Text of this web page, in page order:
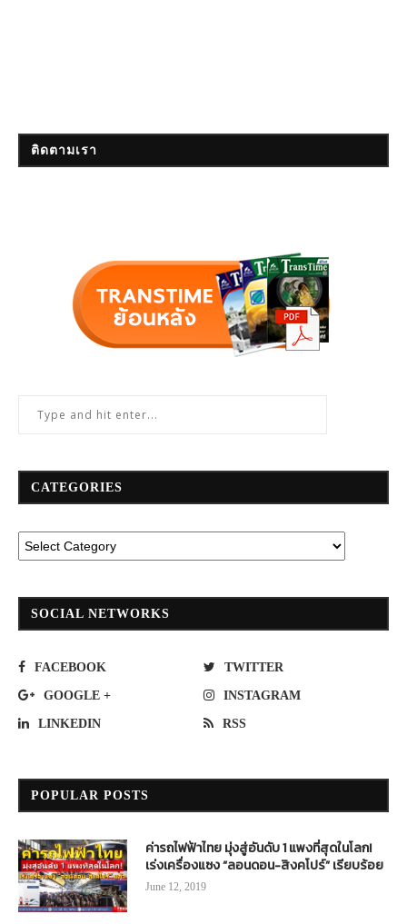
ติดตามเรา
CATEGORIES
SOCIAL NETWORKS
FACEBOOK TWITTER
GOOGLE + INSTAGRAM
LINKEDIN RSS
POPULAR POSTS
ค่ารถไฟฟ้าไทย มุ่งสู่อันดับ 1 แพงที่สุดในโลก!
เร่งเครื่องแซง “ลอนดอน-สิงคโปร์” เรียบร้อย
June 12, 2019